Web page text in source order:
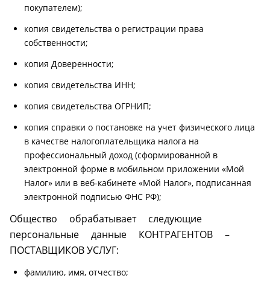
покупателем);
копия свидетельства о регистрации права
собственности;
копия Доверенности;
копия свидетельства ИНН;
копия свидетельства ОГРНИП;
копия справки о постановке на учет физического лица
в качестве налогоплательщика налога на
профессиональный доход (сформированной в
электронной форме в мобильном приложении «Мой
Налог» или в веб-кабинете «Мой Налог», подписанная
электронной подписью ФНС РФ);
Общество обрабатывает следующие
персональные данные КОНТРАГЕНТОВ –
ПОСТАВЩИКОВ УСЛУГ:
фамилию, имя, отчество;